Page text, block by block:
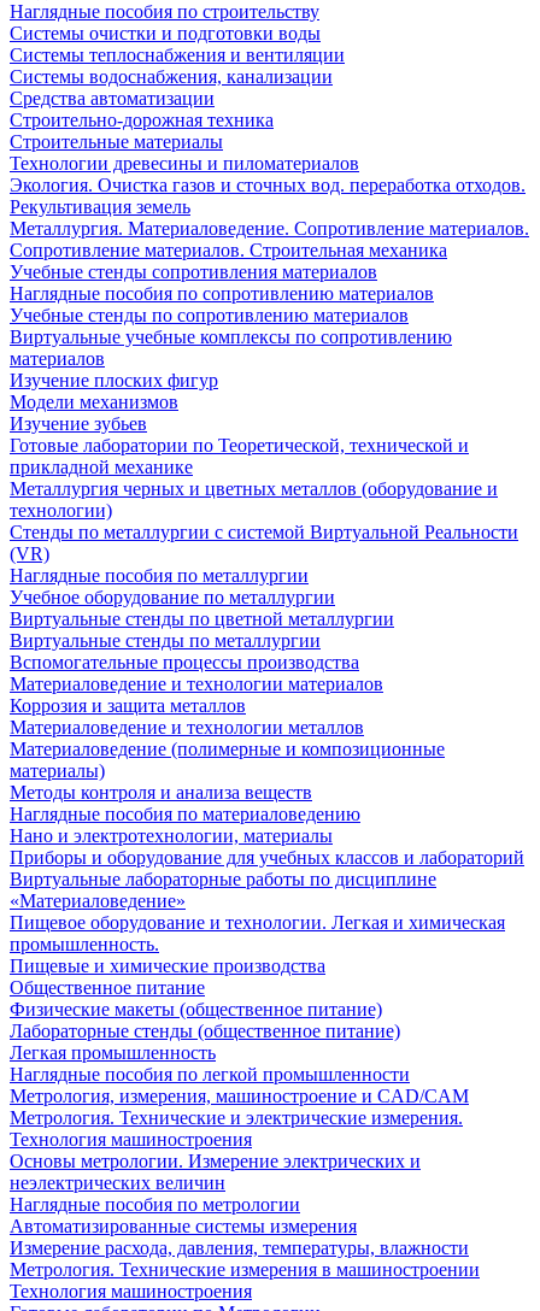
Наглядные пособия по строительству
Системы очистки и подготовки воды
Системы теплоснабжения и вентиляции
Системы водоснабжения, канализации
Средства автоматизации
Строительно-дорожная техника
Строительные материалы
Технологии древесины и пиломатериалов
Экология. Очистка газов и сточных вод. переработка отходов.
Рекультивация земель
Металлургия. Материаловедение. Сопротивление материалов.
Сопротивление материалов. Строительная механика
Учебные стенды сопротивления материалов
Наглядные пособия по сопротивлению материалов
Учебные стенды по сопротивлению материалов
Виртуальные учебные комплексы по сопротивлению
материалов
Изучение плоских фигур
Модели механизмов
Изучение зубьев
Готовые лаборатории по Теоретической, технической и
прикладной механике
Металлургия черных и цветных металлов (оборудование и
технологии)
Cтенды по металлургии с системой Виртуальной Реальности
(VR)
Наглядные пособия по металлургии
Учебное оборудование по металлургии
Виртуальные стенды по цветной металлургии
Виртуальные стенды по металлургии
Вспомогательные процессы производства
Материаловедение и технологии материалов
Коррозия и защита металлов
Материаловедение и технологии металлов
Материаловедение (полимерные и композиционные
материалы)
Методы контроля и анализа веществ
Наглядные пособия по материаловедению
Нано и электротехнологии, материалы
Приборы и оборудование для учебных классов и лабораторий
Виртуальные лабораторные работы по дисциплине
«Материаловедение»
Пищевое оборудование и технологии. Легкая и химическая
промышленность.
Пищевые и химические производства
Общественное питание
Физические макеты (общественное питание)
Лабораторные стенды (общественное питание)
Легкая промышленность
Наглядные пособия по легкой промышленности
Метрология, измерения, машиностроение и CAD/CAM
Метрология. Технические и электрические измерения.
Технология машиностроения
Основы метрологии. Измерение электрических и
неэлектрических величин
Наглядные пособия по метрологии
Автоматизированные системы измерения
Измерение расхода, давления, температуры, влажности
Метрология. Технические измерения в машиностроении
Технология машиностроения